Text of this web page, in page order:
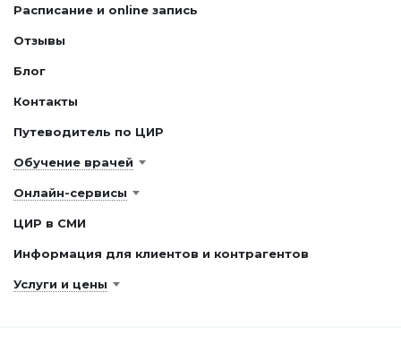
Расписание и online запись
Отзывы
Блог
Контакты
Путеводитель по ЦИР
Обучение врачей
Онлайн-сервисы
ЦИР в СМИ
Информация для клиентов и контрагентов
Услуги и цены